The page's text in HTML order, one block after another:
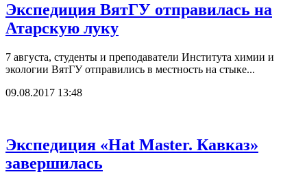
Экспедиция ВятГУ отправилась на
Атарскую луку
7 августа, студенты и преподаватели Института химии и
экологии ВятГУ отправились в местность на стыке...
09.08.2017 13:48
Экспедиция «Hat Master. Кавказ»
завершилась